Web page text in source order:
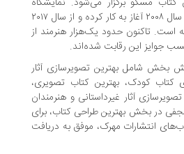
«Image of the Book» از سال ۲۰۰۸ آغاز به کار کرده و از سال ۲۰۱۷
تاکنون حدود یک‌هزار هنرمند از
این رقابت شده‌اند.
بهترین تصویرسازی آثار
کودک، بهترین کتاب تصویری،
آثار غیرداستانی و هنرمندان
بهترین طراحی کتاب، برای
مهرک، موفق به دریافت